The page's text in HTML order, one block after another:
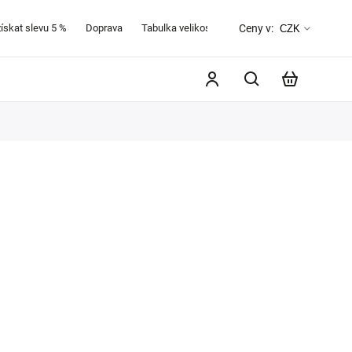
slevu 5 % Doprava Tabulka velikostí O značce Favab
Ceny v: CZK